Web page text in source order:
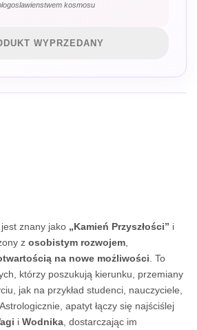
kosmosu
WYPRZEDANY
znany jako „Kamień Przyszłości” i
z osobistym rozwojem
na nowe możliwości . To
którzy poszukują kierunku, przemiany
jak na przykład studenci, nauczyciele,
apatyt łączy się najściślej
i Wodnika , dostarczając im